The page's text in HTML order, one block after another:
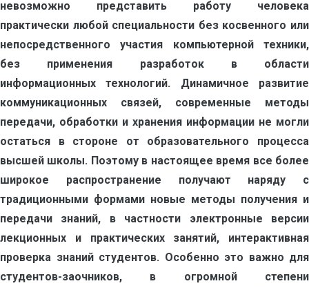
невозможно представить работу человека
практически любой специальности без косвенного или
непосредственного участия компьютерной техники,
без применения разработок в области
информационных технологий. Динамичное развитие
коммуникационных связей, современные методы
передачи, обработки и хранения информации не могли
остаться в стороне от образовательного процесса
высшей школы. Поэтому в настоящее время все более
широкое распространение получают наряду с
традиционными формами новые методы получения и
передачи знаний, в частности электронные версии
лекционных и практических занятий, интерактивная
проверка знаний студентов. Особенно это важно для
студентов-заочников, в огромной степени